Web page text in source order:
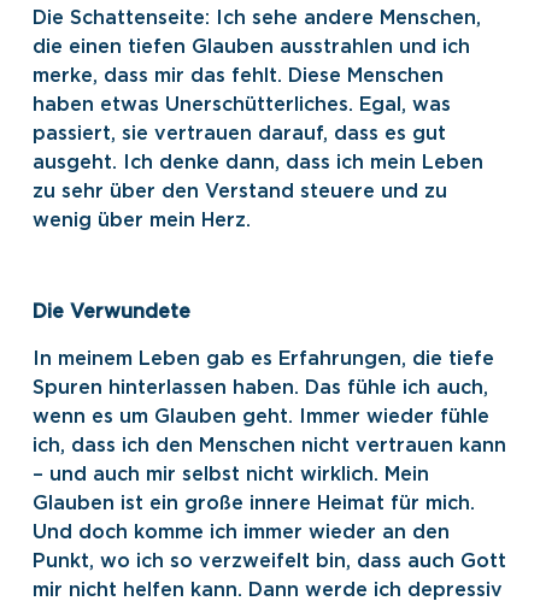
Die Schattenseite: Ich sehe andere Menschen,
die einen tiefen Glauben ausstrahlen und ich
merke, dass mir das fehlt. Diese Menschen
haben etwas Unerschütterliches. Egal, was
passiert, sie vertrauen darauf, dass es gut
ausgeht. Ich denke dann, dass ich mein Leben
zu sehr über den Verstand steuere und zu
wenig über mein Herz.
Die Verwundete
In meinem Leben gab es Erfahrungen, die tiefe
Spuren hinterlassen haben. Das fühle ich auch,
wenn es um Glauben geht. Immer wieder fühle
ich, dass ich den Menschen nicht vertrauen kann
– und auch mir selbst nicht wirklich. Mein
Glauben ist ein große innere Heimat für mich.
Und doch komme ich immer wieder an den
Punkt, wo ich so verzweifelt bin, dass auch Gott
mir nicht helfen kann. Dann werde ich depressiv